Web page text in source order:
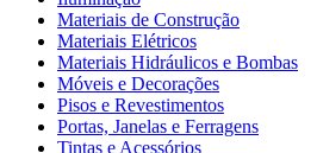
Materiais de Construção
Materiais Elétricos
Materiais Hidráulicos e Bombas
Móveis e Decorações
Pisos e Revestimentos
Portas, Janelas e Ferragens
Tintas e Acessórios